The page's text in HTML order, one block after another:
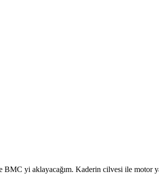
BMC yi aklayacağım. Kaderin cilvesi ile motor